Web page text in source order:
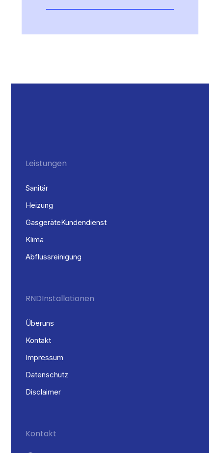
Leistungen
Sanitär
Heizung
Gasgeräte Kundendienst
Klima
Abflussreinigung
RND Installationen
Über uns
Kontakt
Impressum
Datenschutz
Disclaimer
Kontakt